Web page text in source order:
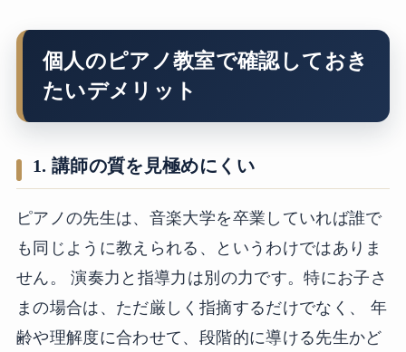
個人のピアノ教室で確認しておき
たいデメリット
1. 講師の質を見極めにくい
ピアノの先生は、音楽大学を卒業していれば誰で
も同じように教えられる、というわけではありま
せん。 演奏力と指導力は別の力です。特にお子さ
まの場合は、ただ厳しく指摘するだけでなく、 年
齢や理解度に合わせて、段階的に導ける先生かど